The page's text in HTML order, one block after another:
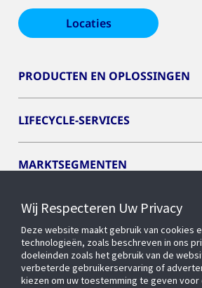
Locaties
PRODUCTEN EN OPLOSSINGEN
LIFECYCLE-SERVICES
MARKTSEGMENTEN
CYBER SOLUTIONS
OPENBLUE
Wij Respecteren Uw Privacy
Deze website maakt gebruik van cookies
technologieën, zoals beschreven in ons
doeleinden zoals het gebruik van de
verbeterde gebruikerservaring of
kiezen om uw toestemming te geven voor